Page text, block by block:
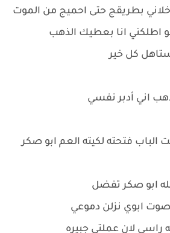
بطريقج حتى احميج من الموت
اطلكني انا بعطيك الذهب
كل خير
اني أدبر نفسي
فتحته لكيته العم ابو صكر
ابو صكر تفضل
ابوي نزلن دموعي
راسي لان عملتي جبيره